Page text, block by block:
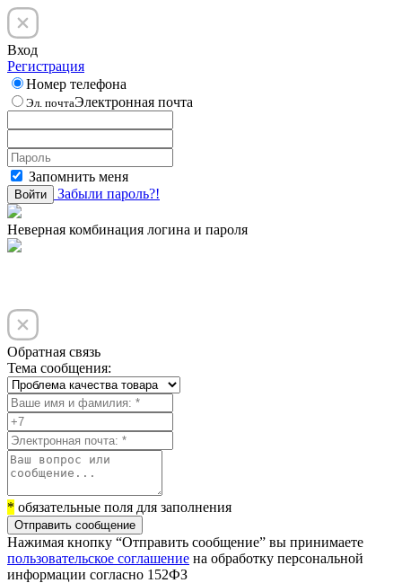
Вход
Регистрация
Номер телефона
Эл. почтаЭлектронная почта
Запомнить меня
Войти Забыли пароль?!
Неверная комбинация логина и пароля
Обратная связь
Тема сообщения:
* обязательные поля для заполнения
Отправить сообщение
Нажимая кнопку “Отправить сообщение” вы принимаете
пользовательское соглашение на обработку персональной
информации согласно 152ФЗ